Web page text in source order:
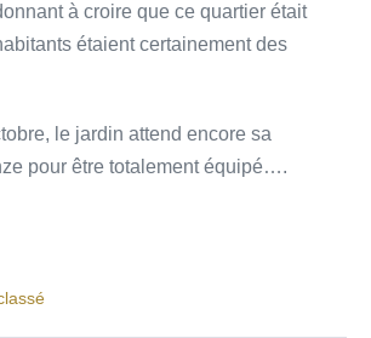
à croire que ce quartier était
étaient certainement des
le jardin attend encore sa
pour être totalement équipé….